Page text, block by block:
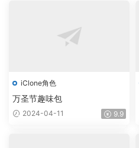
iClone角色
万圣节趣味包
2024-04-11 9.9